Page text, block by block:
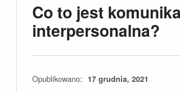
Co to jest
interpersonalna?
Opublikowano: 17 grudnia, 2021